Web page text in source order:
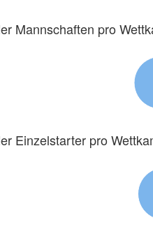
Mannschaften pro
Einzelstarter pro